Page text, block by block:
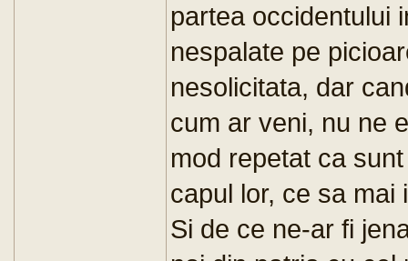
partea occidentului
nespalate pe
nesolicitata, dar
cum ar veni, nu ne
mod repetat ca
capul lor, ce sa mai
Si de ce ne-ar fi